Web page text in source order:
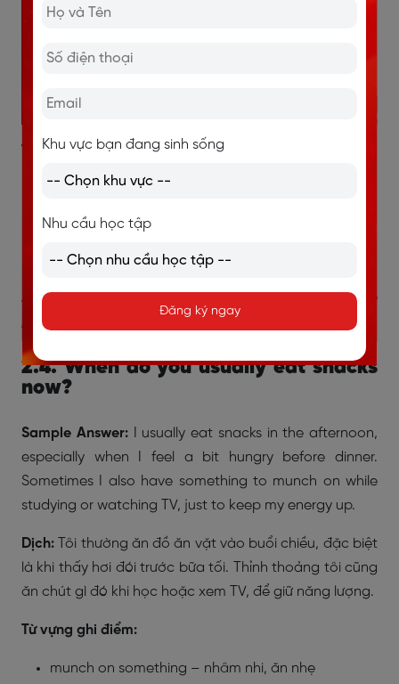
Từ vựng ghi điểm:
It depends on... – còn tùy vào...
nutritious – bổ dưỡng
can be harmful – có thể gây hại
>> Xem thêm:
Topic Street Markets IELTS Speaking
Part 1, 2, 3: Bài mẫu và từ vựng
2.4. When do you usually eat snacks
now?
Sample Answer:I usually eat snacks in the afternoon,
especially when I feel a bit hungry before dinner.
Sometimes I also have something to munch on while
studying or watching TV, just to keep my energy up.
Dịch: Tôi thường ăn đồ ăn vặt vào buổi chiều, đặc biệt
là khi thấy hơi đói trước bữa tối. Thỉnh thoảng tôi cũng
ăn chút gì đó khi học hoặc xem TV, để giữ năng lượng.
Từ vựng ghi điểm:
munch on something – nhâm nhi, ăn nhẹ
Khu vực bạn đang sinh sống
Nhu cầu học tập
Đăng ký ngay